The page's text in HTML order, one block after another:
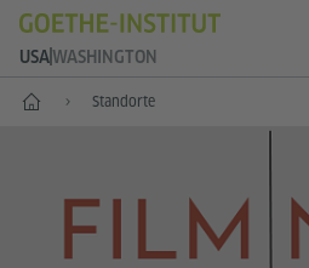
USAWASHINGTON
Start Standorte